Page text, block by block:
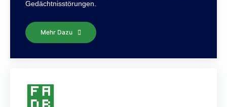
Gedächtnisstörungen.
Mehr Dazu